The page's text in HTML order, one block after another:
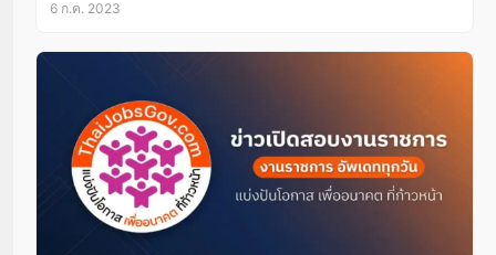
6 ก.ค. 2023